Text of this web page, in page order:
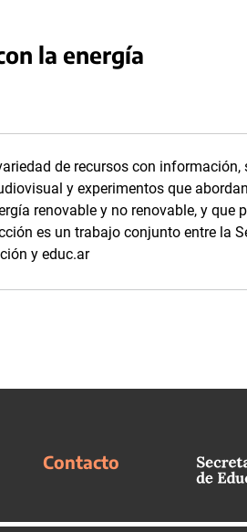
la energía
de recursos con
y experimentos que
renovable y no renovable, y que
es un trabajo conjunto entre la
y educ.ar
Contacto